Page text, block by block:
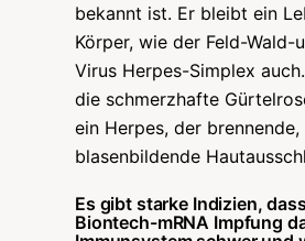
bekannt ist. Er bleibt ein
Körper, wie der Feld-Wald-
Virus Herpes-Simplex
die schmerzhafte
ein Herpes, der brennende,
blasenbildende
Es gibt starke Indizien,
Biontech-mRNA Impfung